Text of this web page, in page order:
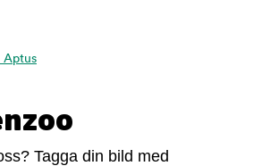
Aptus
Tagga din bild med